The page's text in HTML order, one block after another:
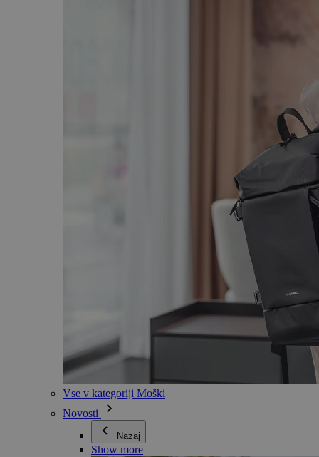
Vse v kategoriji Moški
Novosti
Nazaj
Show more